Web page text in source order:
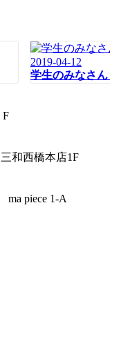
2019-04-12
学生のみなさん
F
和西橋本店1F
piece 1-A